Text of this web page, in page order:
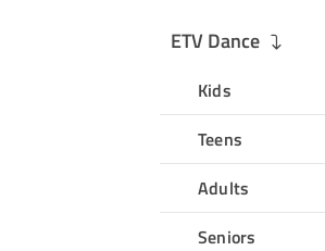
ETV Dance
Kids
Teens
Adults
Seniors